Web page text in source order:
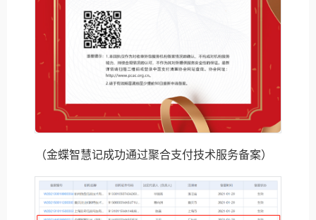
（金蝶智慧记成功通过聚合支付技术服务备案）